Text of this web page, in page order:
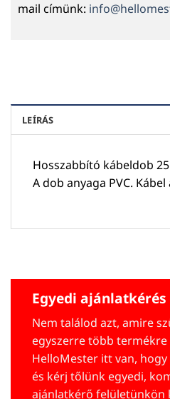
mail címünk:
LEÍRÁS
Hosszabbító kábeldob
A dob anyaga PVC.
Egyedi ajánlatkérés
Nem találod azt, amire
egyszerre több termékre
HelloMester itt van,
és kérj tőlünk egyedi,
ajánlatkérő felületünkön